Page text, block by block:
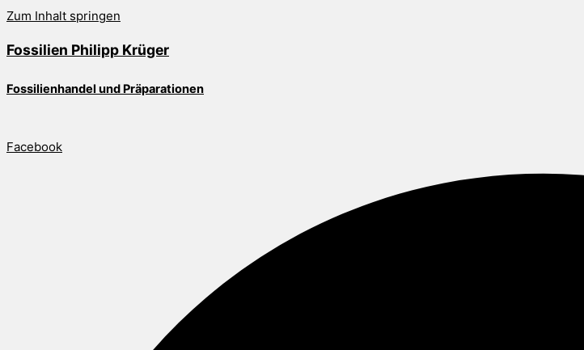
Zum Inhalt springen
Fossilien Philipp Krüger
Fossilienhandel und Präparationen
Facebook